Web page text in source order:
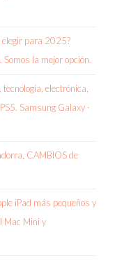
para 2025?
la mejor opción.
electrónica,
Samsung Galaxy ·
CAMBIOS de
iPad más pequeños y
Mac Mini y